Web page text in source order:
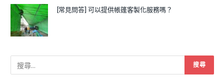
[常見問答] 可以提供帳篷客製化服務嗎？